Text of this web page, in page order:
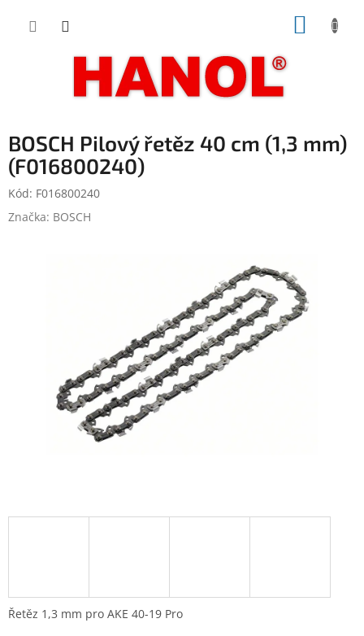
BOSCH Pilový řetěz 40 cm (1,3 mm)
(F016800240)
Kód: F016800240
Značka: BOSCH
Řetěz 1,3 mm pro AKE 40-19 Pro